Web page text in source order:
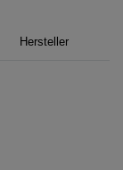
Hersteller